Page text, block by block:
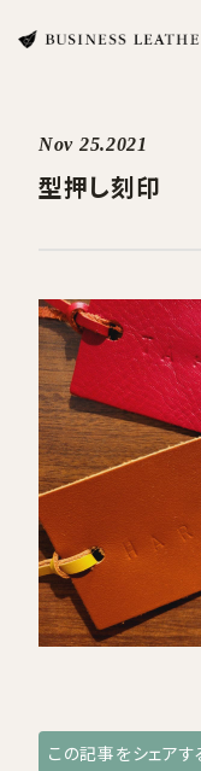
オリジナル刻
ケア・
店舗一
採用情
ログイン / 会
Nov 25.2021
型押し刻印
この記事をシェアす